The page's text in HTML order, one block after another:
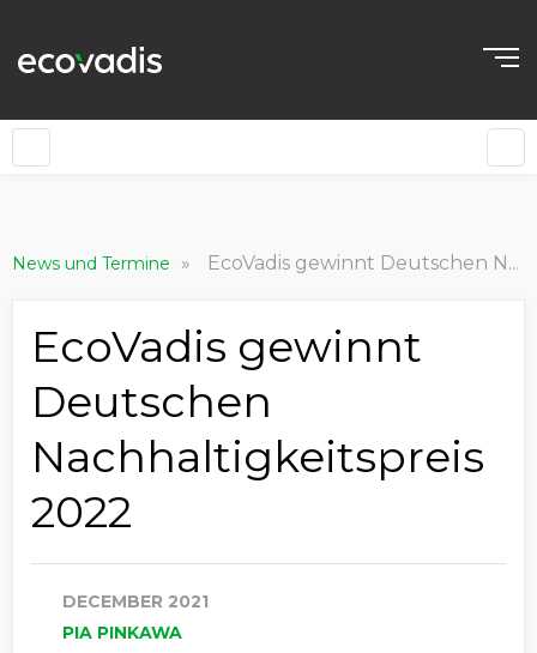
News und Termine » EcoVadis gewinnt Deutschen Nachhaltigkeitspreis 2022
EcoVadis gewinnt
Deutschen
Nachhaltigkeitspreis
2022
DECEMBER 2021
PIA PINKAWA